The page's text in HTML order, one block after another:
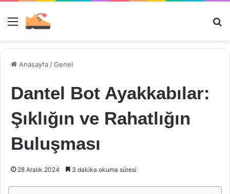
Menü
Anasayfa /Genel
Dantel Bot Ayakkabılar:
Şıklığın ve Rahatlığın
Buluşması
28 Aralık 2024 3 dakika okuma süresi